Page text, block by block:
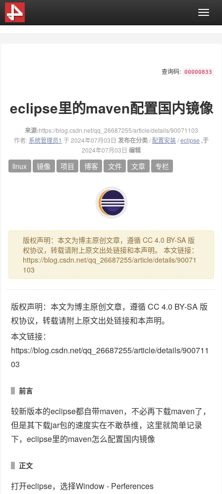
T
o
n
i
g
i
查询码: 00000833
eclipse里的maven配置国内镜像
来源:https://blog.csdn.net/qq_26687255/article/details/90071103
作者: 系统管理员1 于 2024年07月03日 发布在分类/配置安装/eclipse ,于
2024年07月03日 编辑
linux 镜像 项目 博客 文件 文章 专栏
版权声明：本文为博主原创文章，遵循 CC 4.0 BY-SA 版
权协议，转载请附上原文出处链接和本声明。 本文链接：
https://blog.csdn.net/qq_26687255/article/details/90071
103
版权声明：本文为博主原创文章，遵循 CC 4.0 BY-SA 版
权协议，转载请附上原文出处链接和本声明。
本文链接：
https://blog.csdn.net/qq_26687255/article/details/900711
03
前言
较新版本的eclipse都自带maven，不必再下载maven了，
但是其下载jar包的速度实在不敢恭维，这里就简单记录
下，eclipse里的maven怎么配置国内镜像
正文
打开eclipse，选择Window - Perferences